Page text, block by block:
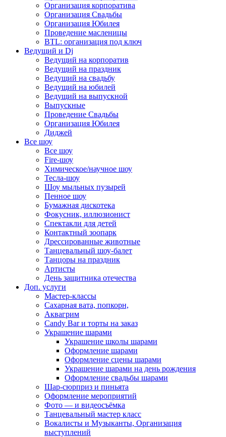
Организация корпоратива
Организация Свадьбы
Организация Юбилея
Проведение масленицы
BTL: организация под ключ
Ведущий и Dj
Ведущий на корпоратив
Ведущий на праздник
Ведущий на свадьбу
Ведущий на юбилей
Ведущий на выпускной
Выпускные
Проведение Свадьбы
Организация Юбилея
Диджей
Все шоу
Все шоу
Fire-шоу
Химическое/научное шоу
Тесла-шоу
Шоу мыльных пузырей
Пенное шоу
Бумажная дискотека
Фокусник, иллюзионист
Спектакли для детей
Контактный зоопарк
Дрессированные животные
Танцевальный шоу-балет
Танцоры на праздник
Артисты
День защитника отечества
Доп. услуги
Мастер-классы
Сахарная вата, попкорн,
Аквагрим
Candy Bar и торты на заказ
Украшение шарами
Украшение школы шарами
Оформление шарами
Оформление сцены шарами
Украшение шарами на день рождения
Оформление свадьбы шарами
Шар-сюрприз и пиньята
Оформление мероприятий
Фото — и видеосъёмка
Танцевальный мастер класс
Вокалисты и Музыканты, Организация
выступлений